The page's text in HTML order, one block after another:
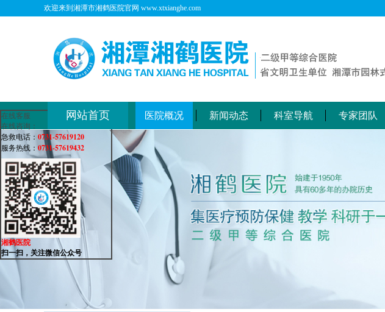
欢迎来到湘潭市湘鹤医院官网 www.xtxianghe.com
网站首页 医院概况 新闻动态 科室导航 专家团队
在线客服
在线咨询：
急救电话： 0731-57619120
服务热线： 0731-57619432
湘鹤医院
扫一扫，关注微信公众号